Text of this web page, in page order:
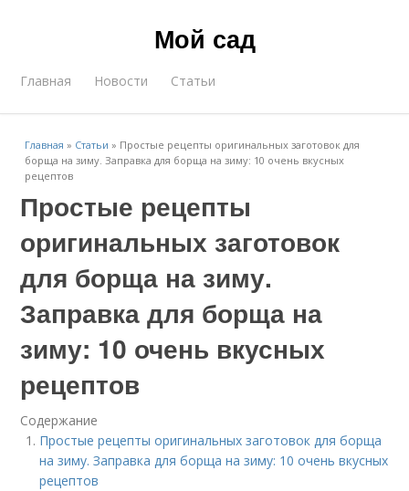
Мой сад
Главная Новости Статьи
Главная » Статьи » Простые рецепты оригинальных заготовок для
борща на зиму. Заправка для борща на зиму: 10 очень вкусных
рецептов
Простые рецепты
оригинальных заготовок
для борща на зиму.
Заправка для борща на
зиму: 10 очень вкусных
рецептов
Содержание
Простые рецепты оригинальных заготовок для борща
на зиму. Заправка для борща на зиму: 10 очень вкусных
рецептов